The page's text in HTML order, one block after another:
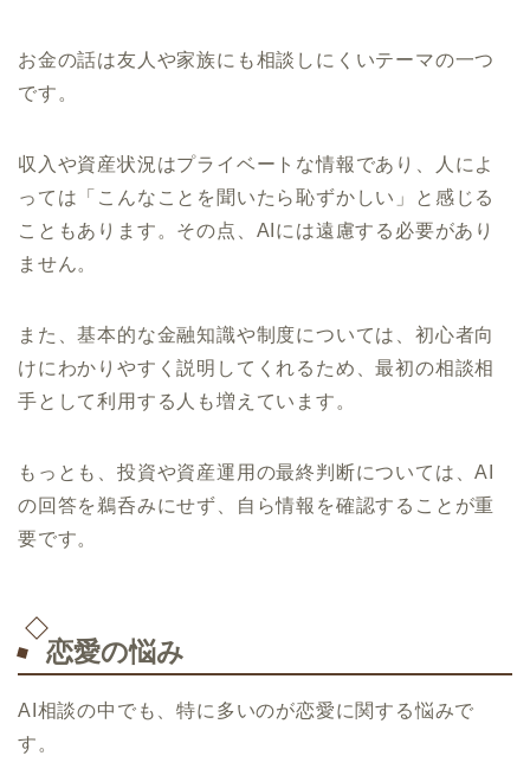
お金の話は友人や家族にも相談しにくいテーマの一つ
です。
収入や資産状況はプライベートな情報であり、人によ
っては「こんなことを聞いたら恥ずかしい」と感じる
こともあります。その点、AIには遠慮する必要があり
ません。
また、基本的な金融知識や制度については、初心者向
けにわかりやすく説明してくれるため、最初の相談相
手として利用する人も増えています。
もっとも、投資や資産運用の最終判断については、AI
の回答を鵜呑みにせず、自ら情報を確認することが重
要です。
恋愛の悩み
AI相談の中でも、特に多いのが恋愛に関する悩みで
す。